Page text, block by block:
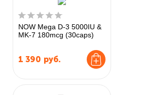
NOW Mega D-3 5000IU &
MK-7 180mcg (30caps)
1 390 руб.